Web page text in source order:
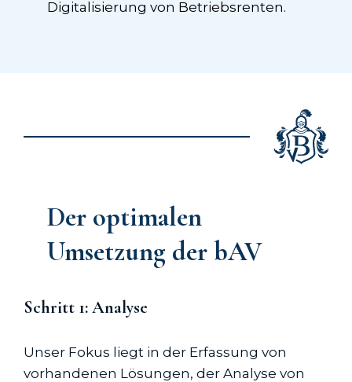
Digitalisierung von Betriebsrenten.
Der optimalen
Umsetzung der bAV
Schritt 1: Analyse
Unser Fokus liegt in der Erfassung von
vorhandenen Lösungen, der Analyse von